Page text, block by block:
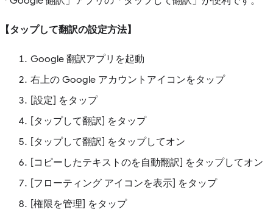
【タップして翻訳の設定方法】
Google 翻訳アプリを起動
右上の Google アカウントアイコンをタップ
[設定] をタップ
[タップして翻訳] をタップ
[タップして翻訳] をタップしてオン
[コピーしたテキストのを自動翻訳] をタップしてオン
[フローティング アイコンを表示] をタップ
[権限を管理] をタップ